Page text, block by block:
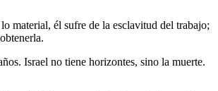
material, él sufre de la esclavitud del trabajo;
Israel no tiene horizontes, sino la muerte.